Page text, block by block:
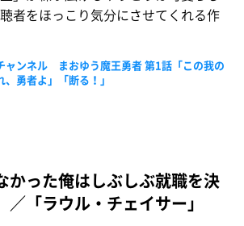
者をほっこり気分にさせてくれる作
ャンネル まおゆう魔王勇者 第1話「この我の
、勇者よ」「断る！」
かった俺はしぶしぶ就職を決
／「ラウル・チェイサー」